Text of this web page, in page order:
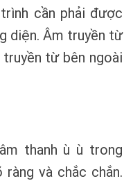
cần phải được
diện. Âm truyền từ
từ bên ngoài
thanh ù ù trong
và chắc chắn.